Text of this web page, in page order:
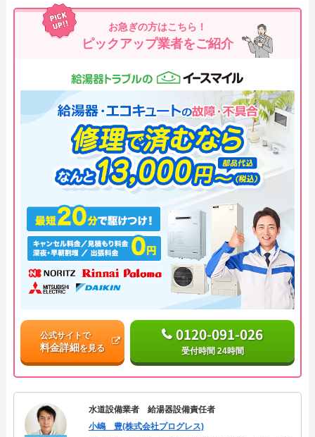
お急ぎの方はこちら！
ピックアップ業者をご紹介
公式サイトで
料金詳細を見る
0120-091-026
受付時間 24時間
水道設備業者 給湯器設備責任者
小嶋 豊(株式会社プログレス)